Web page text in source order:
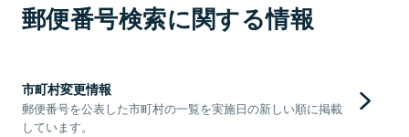
郵便番号検索に関する情報
市町村変更情報
郵便番号を公表した市町村の一覧を実施日の新しい順に掲載
しています。